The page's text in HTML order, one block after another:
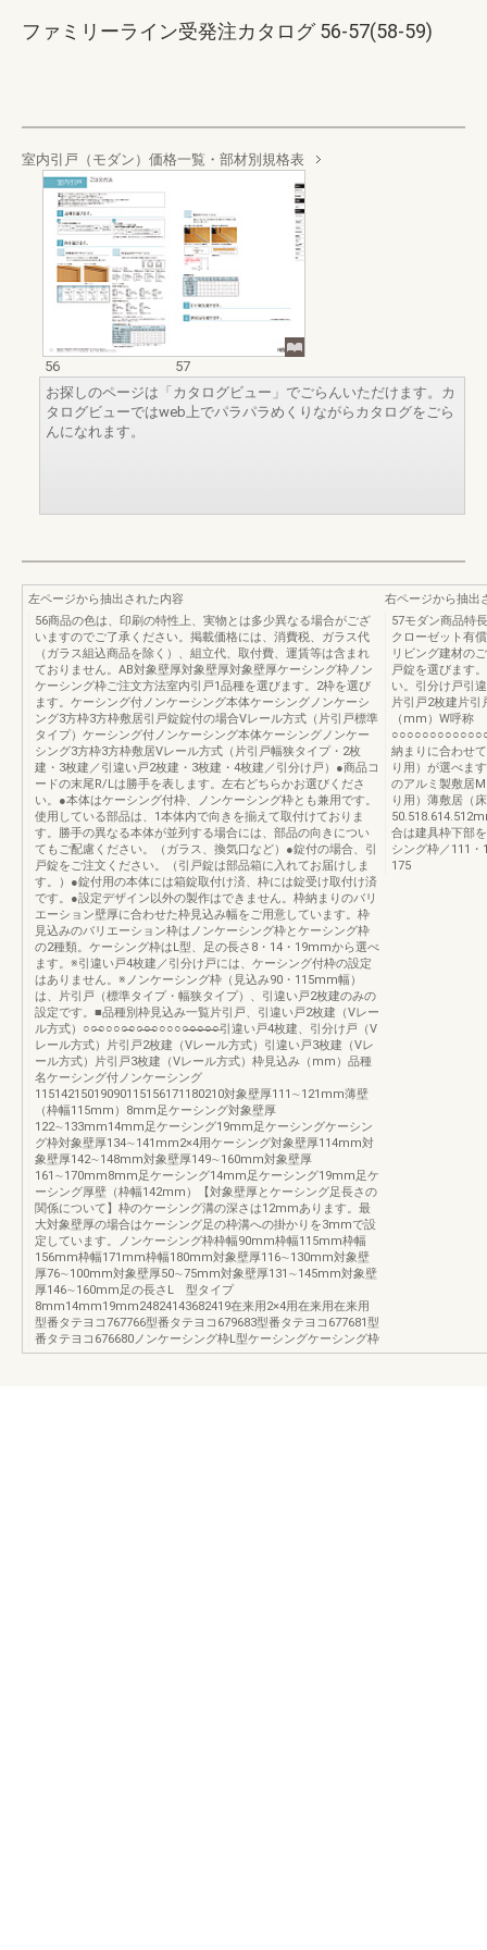
ファミリーライン受発注カタログ 56-57(58-59)
室内引戸（モダン）価格一覧・部材別規格表
56
57
お探しのページは「カタログビュー」でごらんいただけます。カ
タログビューではweb上でパラパラめくりながらカタログをごら
んになれます。
左ページから抽出された内容
56商品の色は、印刷の特性上、実物とは多少異なる場合がござ
いますのでご了承ください。掲載価格には、消費税、ガラス代
（ガラス組込商品を除く）、組立代、取付費、運賃等は含まれ
ておりません。AB対象壁厚対象壁厚対象壁厚ケーシング枠ノン
ケーシング枠ご注文方法室内引戸1品種を選びます。2枠を選び
ます。ケーシング付ノンケーシング本体ケーシングノンケーシ
ング3方枠3方枠敷居引戸錠錠付の場合Vレール方式（片引戸標準
タイプ）ケーシング付ノンケーシング本体ケーシングノンケー
シング3方枠3方枠敷居Vレール方式（片引戸幅狭タイプ・2枚
建・3枚建／引違い戸2枚建・3枚建・4枚建／引分け戸）●商品コ
ードの末尾R/Lは勝手を表します。左右どちらかお選びくださ
い。●本体はケーシング付枠、ノンケーシング枠とも兼用です。
使用している部品は、1本体内で向きを揃えて取付けておりま
す。勝手の異なる本体が並列する場合には、部品の向きについ
てもご配慮ください。（ガラス、換気口など）●錠付の場合、引
戸錠をご注文ください。（引戸錠は部品箱に入れてお届けしま
す。）●錠付用の本体には箱錠取付け済、枠には錠受け取付け済
です。●設定デザイン以外の製作はできません。枠納まりのバリ
エーション壁厚に合わせた枠見込み幅をご用意しています。枠
見込みのバリエーション枠はノンケーシング枠とケーシング枠
の2種類。ケーシング枠はL型、足の長さ8・14・19mmから選べ
ます。※引違い戸4枚建／引分け戸には、ケーシング付枠の設定
はありません。※ノンケーシング枠（見込み90・115mm幅）
は、片引戸（標準タイプ・幅狭タイプ）、引違い戸2枚建のみの
設定です。■品種別枠見込み一覧片引戸、引違い戸2枚建（Vレー
ル方式）○○̶̶○○○○̶̶̶̶̶○○̶̶○̶̶̶○○○○○̶̶̶̶̶○̶̶̶̶̶○̶̶̶̶○̶̶̶̶̶○̶引違い戸4枚建、引分け戸（V
レール方式）片引戸2枚建（Vレール方式）引違い戸3枚建（Vレ
ール方式）片引戸3枚建（Vレール方式）枠見込み（mm）品種
名ケーシング付ノンケーシング
11514215019090115156171180210対象壁厚111∼121mm薄壁
（枠幅115mm）8mm足ケーシング対象壁厚
122∼133mm14mm足ケーシング19mm足ケーシングケーシン
グ枠対象壁厚134∼141mm2×4用ケーシング対象壁厚114mm対
象壁厚142∼148mm対象壁厚149∼160mm対象壁厚
161∼170mm8mm足ケーシング14mm足ケーシング19mm足ケ
ーシング厚壁（枠幅142mm）【対象壁厚とケーシング足長さの
関係について】枠のケーシング溝の深さは12mmあります。最
大対象壁厚の場合はケーシング足の枠溝への掛かりを3mmで設
定しています。ノンケーシング枠枠幅90mm枠幅115mm枠幅
156mm枠幅171mm枠幅180mm対象壁厚116∼130mm対象壁
厚76∼100mm対象壁厚50∼75mm対象壁厚131∼145mm対象壁
厚146∼160mm足の長さL 型タイプ
8mm14mm19mm24824143682419在来用2×4用在来用在来用
型番タテヨコ767766型番タテヨコ679683型番タテヨコ677681型
番タテヨコ676680ノンケーシング枠L型ケーシングケーシング枠
右ページから抽出
57モダン商品特
クローゼット有
リビング建材の
戸錠を選びます
い。引分け戸引
片引戸2枚建片
（mm）W呼称
納まりに合わせ
り用）が選べま
のアルミ製敷居
り用）薄敷居（
合は建具枠下部
シング枠／111
175